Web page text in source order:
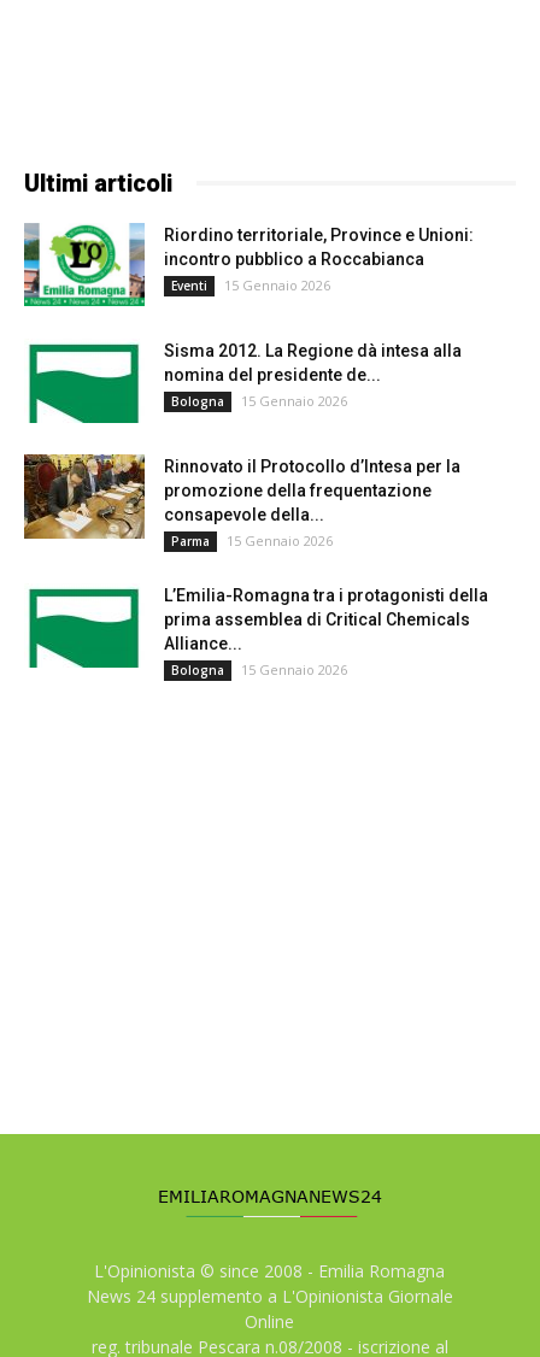
Ultimi articoli
Riordino territoriale, Province e Unioni:
incontro pubblico a Roccabianca
Eventi 15 Gennaio 2026
Sisma 2012. La Regione dà intesa alla
nomina del presidente de...
Bologna 15 Gennaio 2026
Rinnovato il Protocollo d’Intesa per la
promozione della frequentazione
consapevole della...
Parma 15 Gennaio 2026
L’Emilia-Romagna tra i protagonisti della
prima assemblea di Critical Chemicals
Alliance...
Bologna 15 Gennaio 2026
L'Opinionista © since 2008 - Emilia Romagna
News 24 supplemento a L'Opinionista Giornale
Online
reg. tribunale Pescara n.08/2008 - iscrizione al